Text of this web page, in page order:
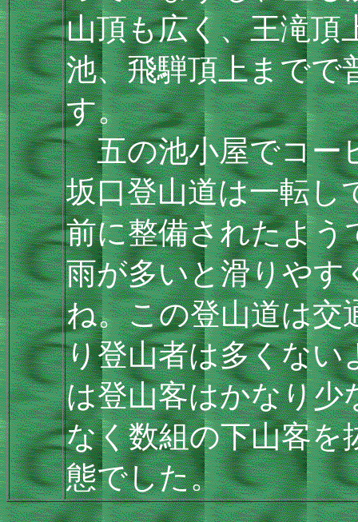
山頂も広く、王滝頂
池、飛騨頂上までで
す。
五の池小屋でコー
坂口登山道は一転し
前に整備されたよう
雨が多いと滑りやす
ね。この登山道は交
り登山者は多くない
は登山客はかなり少
なく数組の下山客を
態でした。